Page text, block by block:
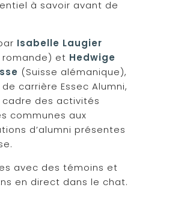
à savoir avant de
Isabelle Laugier
romande) et Hedwige
(Suisse alémanique),
carrière Essec Alumni,
cadre des activités
communes aux
d’alumni présentes
avec des témoins et
en direct dans le chat.